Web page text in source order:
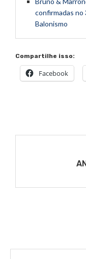
confirmadas no
Balonismo
Compartilhe isso:
Facebook